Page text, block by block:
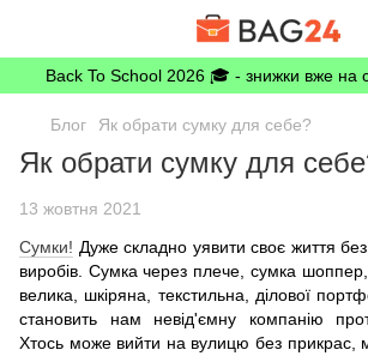
Back To School 2026 🎓 - знижки вже на
Блог Як обрати сумку для себе?
Як обрати сумку для
13 жовтня 2021
Сумки! Дуже складно уявити своє життя
виробів. Сумка через плече, сумка
велика, шкіряна, текстильна, ділової
становить нам невід'ємну компанію
Хтось може вийти на вулицю без прикрас,